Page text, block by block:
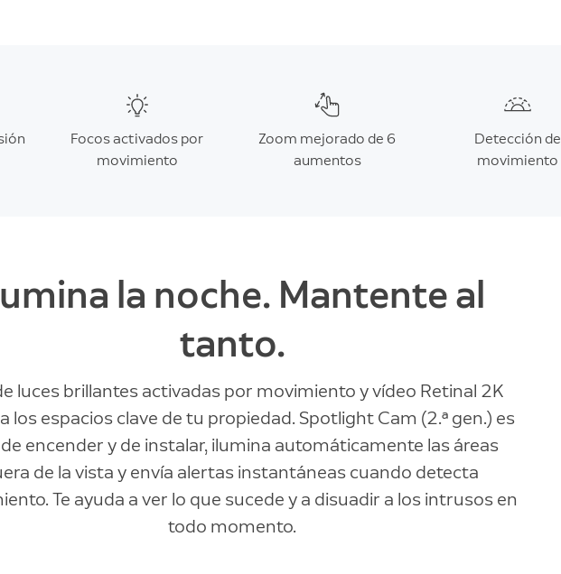
Focos activados por
movimiento
Zoom mejorado de 6
aumentos
Detección de
movimiento
la noche. Mantente al
tanto.
luces brillantes activadas por movimiento y vídeo Retinal 2K
los espacios clave de tu propiedad. Spotlight Cam (2.ª gen.) es
encender y de instalar, ilumina automáticamente las áreas
de la vista y envía alertas instantáneas cuando detecta
Te ayuda a ver lo que sucede y a disuadir a los intrusos en
todo momento.